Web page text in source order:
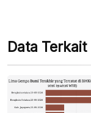
Data Terkait